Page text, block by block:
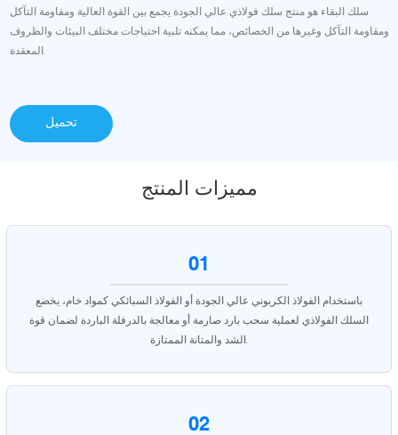
سلك البقاء هو منتج سلك فولاذي عالي الجودة يجمع بين القوة العالية ومقاومة التآكل
ومقاومة التآكل وغيرها من الخصائص، مما يمكنه تلبية احتياجات مختلف البيئات والظروف
المعقدة.
تحميل
مميزات المنتج
01
باستخدام الفولاذ الكربوني عالي الجودة أو الفولاذ السبائكي كمواد خام، يخضع
السلك الفولاذي لعملية سحب بارد صارمة أو معالجة بالدرفلة الباردة لضمان قوة
الشد والمتانة الممتازة.
02